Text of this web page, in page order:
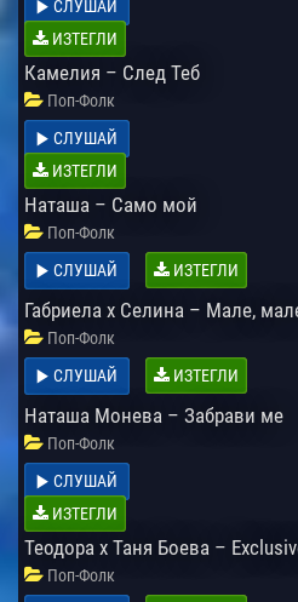
СЛУШАЙ
ИЗТЕГЛИ
Камелия – След Теб
Поп-Фолк
СЛУШАЙ
ИЗТЕГЛИ
Наташа – Само мой
Поп-Фолк
СЛУШАЙ
ИЗТЕГЛИ
Габриела х Селина – Мале,
Поп-Фолк
СЛУШАЙ
ИЗТЕГЛИ
Наташа Монева – Забрави ме
Поп-Фолк
СЛУШАЙ
ИЗТЕГЛИ
Теодора x Таня Боева –
Поп-Фолк